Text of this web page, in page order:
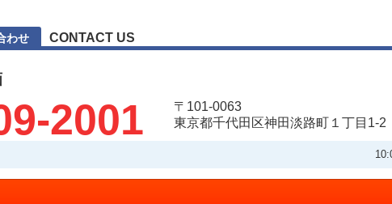
わせ CONTACT US
2001
〒101-0063
東京都千代田区神田淡路町１丁目1-2